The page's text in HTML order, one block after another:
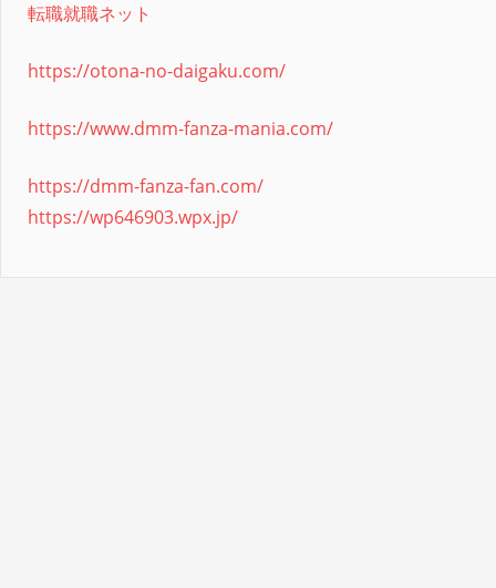
転職就職ネット
https://otona-no-daigaku.com/
https://www.dmm-fanza-mania.com/
https://dmm-fanza-fan.com/
https://wp646903.wpx.jp/